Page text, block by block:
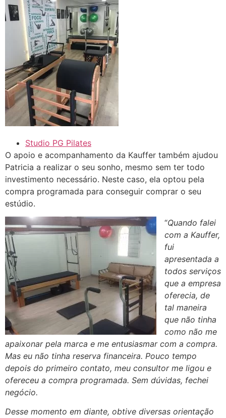
Studio PG Pilates
O apoio e acompanhamento da Kauffer também ajudou
Patricia a realizar o seu sonho, mesmo sem ter todo
investimento necessário. Neste caso, ela optou pela
compra programada para conseguir comprar o seu
estúdio.
“Quando falei
com a Kauffer,
fui
apresentada a
todos serviços
que a empresa
oferecia, de
tal maneira
que não tinha
como não me
apaixonar pela marca e me entusiasmar com a compra.
Mas eu não tinha reserva financeira. Pouco tempo
depois do primeiro contato, meu consultor me ligou e
ofereceu a compra programada. Sem dúvidas, fechei
negócio.
Desse momento em diante, obtive diversas orientação